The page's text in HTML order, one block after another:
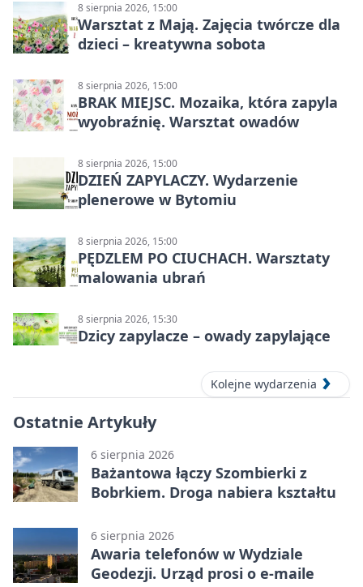
8 sierpnia 2026, 15:00
Warsztat z Mają. Zajęcia twórcze dla
dzieci – kreatywna sobota
8 sierpnia 2026, 15:00
BRAK MIEJSC. Mozaika, która zapyla
wyobraźnię. Warsztat owadów
8 sierpnia 2026, 15:00
DZIEŃ ZAPYLACZY. Wydarzenie
plenerowe w Bytomiu
8 sierpnia 2026, 15:00
PĘDZLEM PO CIUCHACH. Warsztaty
malowania ubrań
8 sierpnia 2026, 15:30
Dzicy zapylacze – owady zapylające
Kolejne wydarzenia
Ostatnie Artykuły
6 sierpnia 2026
Bażantowa łączy Szombierki z
Bobrkiem. Droga nabiera kształtu
6 sierpnia 2026
Awaria telefonów w Wydziale
Geodezji. Urząd prosi o e-maile